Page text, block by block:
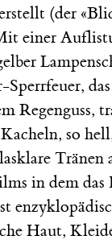
(der
einer
Regenguss,
so
Tränen
in dem
Haut,